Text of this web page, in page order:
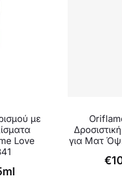
με
Love
για Ματ
€